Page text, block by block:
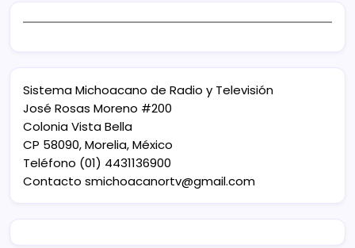
Sistema Michoacano de Radio y Televisión
José Rosas Moreno #200
Colonia Vista Bella
CP 58090, Morelia, México
Teléfono (01) 4431136900
Contacto smichoacanortv@gmail.com